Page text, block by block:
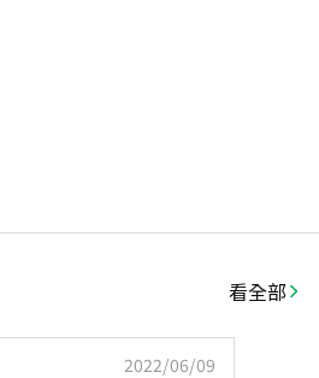
看全部
2022/06/09